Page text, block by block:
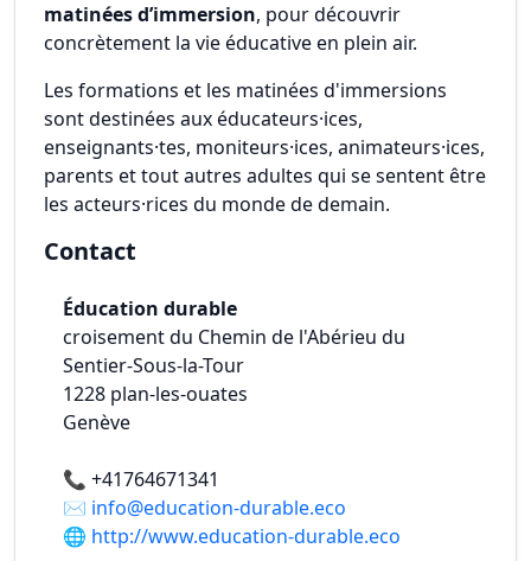
matinées d’immersion, pour découvrir
concrètement la vie éducative en plein air.
Les formations et les matinées d'immersions
sont destinées aux éducateurs·ices,
enseignants·tes, moniteurs·ices, animateurs·ices,
parents et tout autres adultes qui se sentent être
les acteurs·rices du monde de demain.
Contact
Éducation durable
croisement du Chemin de l'Abérieu du
Sentier-Sous-la-Tour
1228 plan-les-ouates
Genève
📞 +41764671341
✉️ info@education-durable.eco
🌐 http://www.education-durable.eco